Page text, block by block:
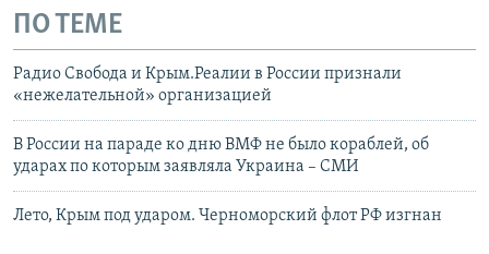
ПО ТЕМЕ
Радио Свобода и Крым.Реалии в России признали
«нежелательной» организацией
В России на параде ко дню ВМФ не было кораблей, об
ударах по которым заявляла Украина – СМИ
Лето, Крым под ударом. Черноморский флот РФ изгнан